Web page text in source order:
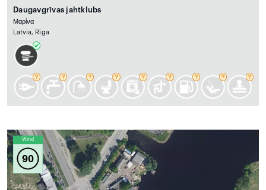
Daugavgrīvas jahtklubs
Μαρίνα
Latvia, Rīga
Wind
90